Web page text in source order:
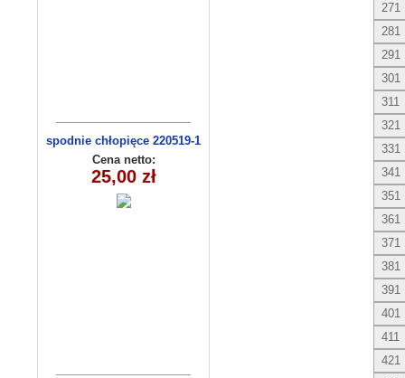
spodnie chłopięce 220519-1
(1-6) 5szt
Cena netto:
25,00 zł
271
281
291
301
311
321
331
341
351
361
371
381
391
401
411
421